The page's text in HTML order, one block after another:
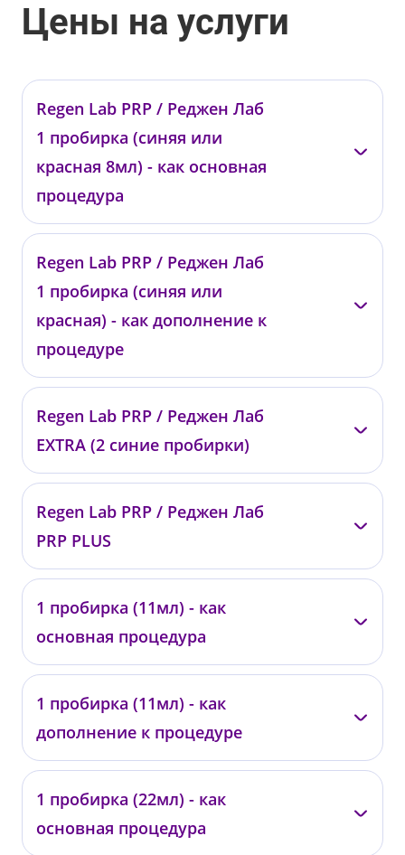
Цены на услуги
Regen Lab PRP / Реджен Лаб
1 пробирка (синяя или
красная 8мл) - как основная
процедура
00778
от 20 000 ₽
Regen Lab PRP / Реджен Лаб
1 пробирка (синяя или
красная) - как дополнение к
процедуре
00743
от 18 000 ₽
Regen Lab PRP / Реджен Лаб
EXTRA (2 синие пробирки)
007432
от 36 000 ₽
Regen Lab PRP / Реджен Лаб
PRP PLUS
00777
от 60 000 ₽
1 пробирка (11мл) - как
основная процедура
01975
от 20 000 ₽
1 пробирка (11мл) - как
дополнение к процедуре
01977
от 18 000 ₽
1 пробирка (22мл) - как
основная процедура